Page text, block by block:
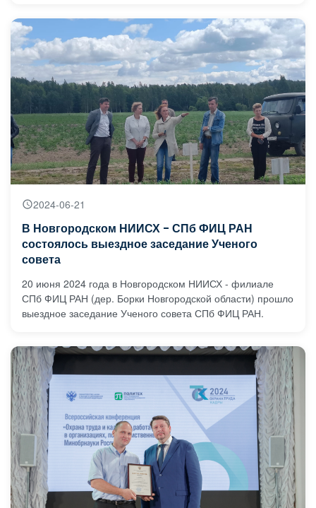
2024-06-21
В Новгородском НИИСХ - СПб ФИЦ РАН
состоялось выездное заседание Ученого
совета
20 июня 2024 года в Новгородском НИИСХ - филиале
СПб ФИЦ РАН (дер. Борки Новгородской области) прошло
выездное заседание Ученого совета СПб ФИЦ РАН.